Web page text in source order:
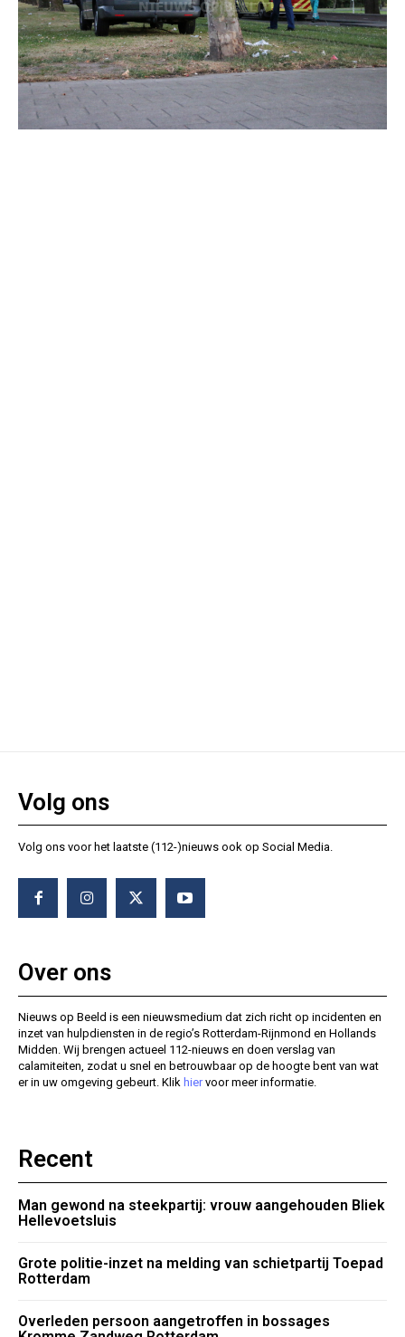
Volg ons
Volg ons voor het laatste (112-)nieuws ook op Social Media.
Over ons
Nieuws op Beeld is een nieuwsmedium dat zich richt op incidenten en
inzet van hulpdiensten in de regio’s Rotterdam-Rijnmond en Hollands
Midden. Wij brengen actueel 112-nieuws en doen verslag van
calamiteiten, zodat u snel en betrouwbaar op de hoogte bent van wat
er in uw omgeving gebeurt. Klik hiervoor meer informatie.
Recent
Man gewond na steekpartij: vrouw aangehouden Bliek
Hellevoetsluis
Grote politie-inzet na melding van schietpartij Toepad
Rotterdam
Overleden persoon aangetroffen in bossages